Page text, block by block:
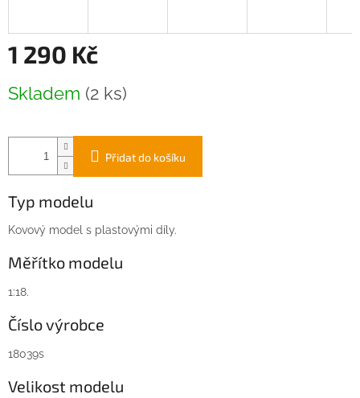
1 290 Kč
cena:
Skladem (2 ks)
Přidat do košíku
Typ modelu
Kovový model s plastovými díly.
Měřítko modelu
1:18.
Číslo výrobce
18039s
Velikost modelu